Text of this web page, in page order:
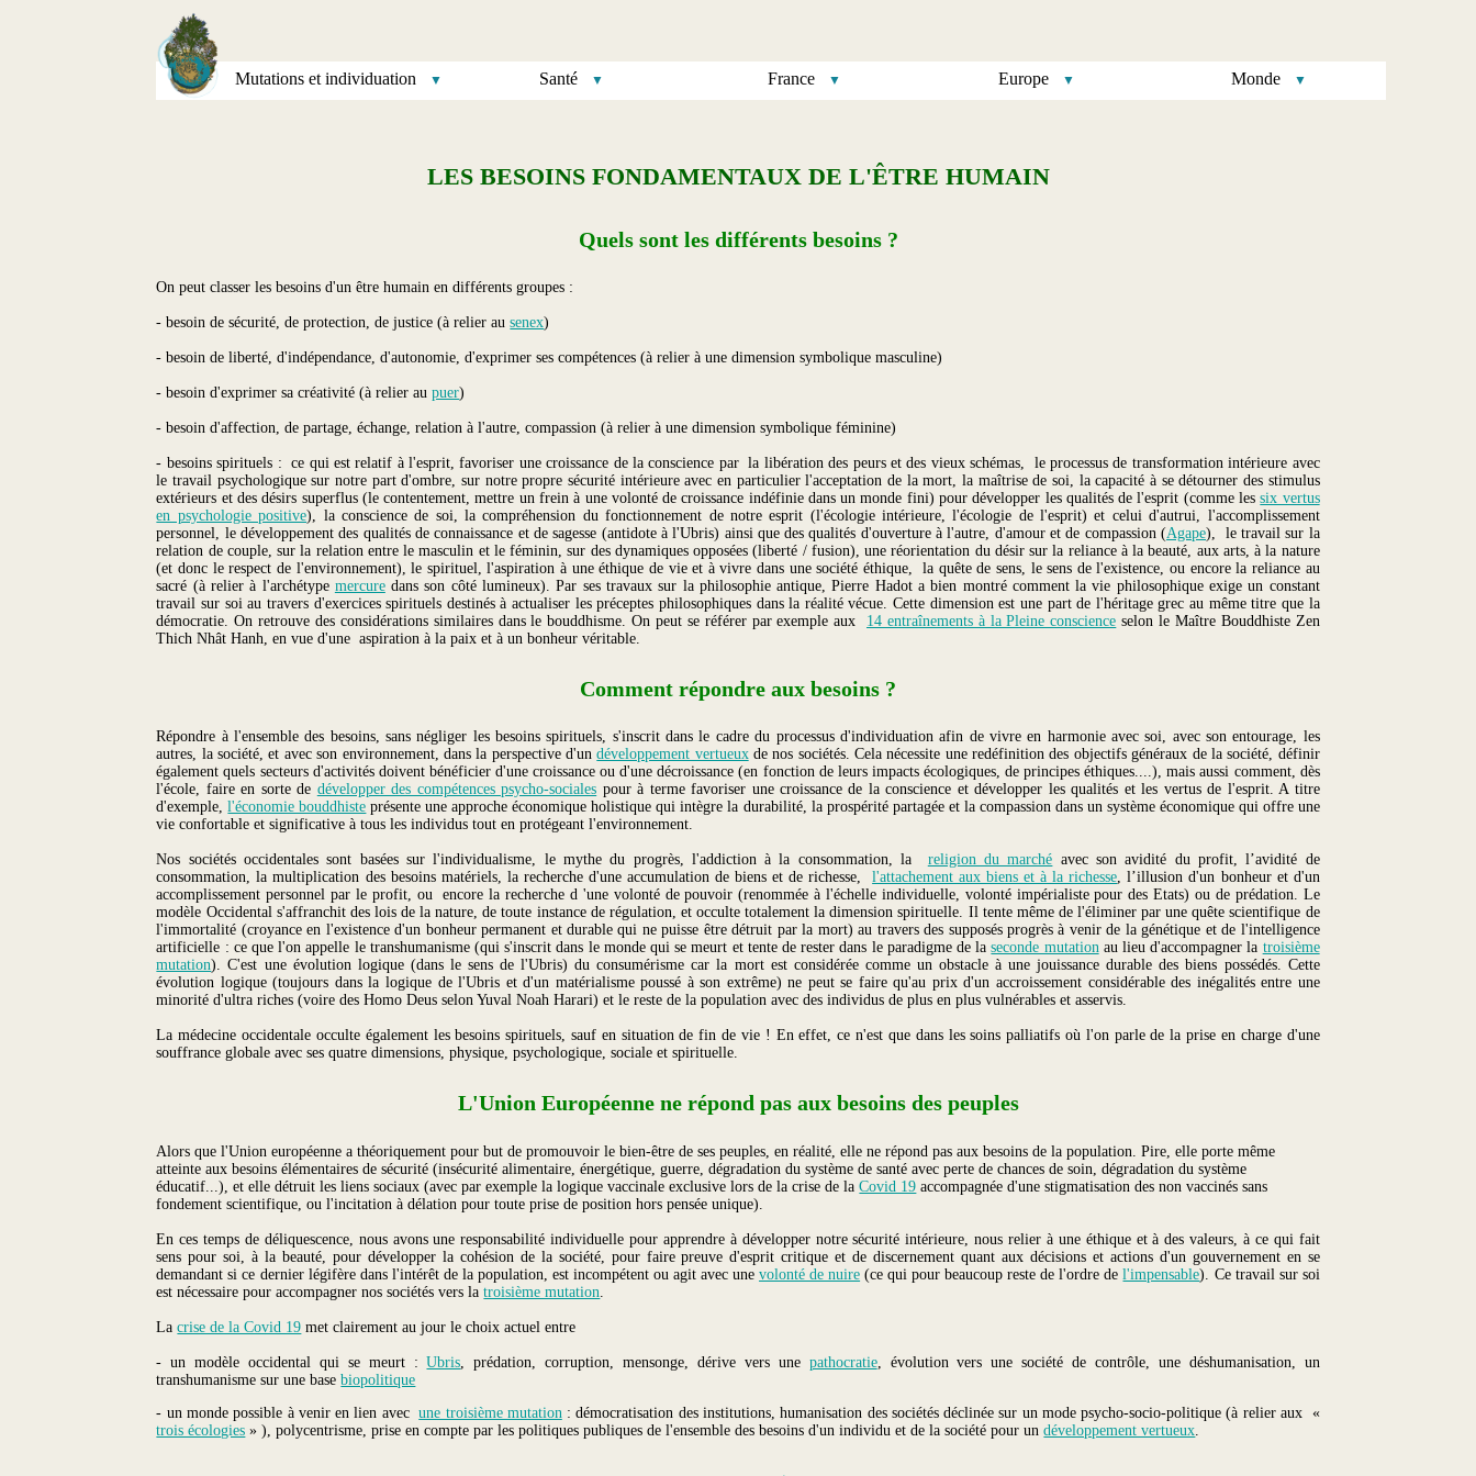
Mutations et individuation Santé France Europe Monde
LES BESOINS FONDAMENTAUX DE L'ÊTRE HUMAIN
Quels sont les différents besoins ?
On peut classer les besoins d'un être humain en différents groupes :
- besoin de sécurité, de protection, de justice (à relier ausenex)
- besoin de liberté, d'indépendance, d'autonomie, d'exprimer ses compétences (à relier à une dimension symbolique masculine)
- besoin d'exprimer sa créativité (à relier aupuer)
- besoin d'affection, de partage, échange, relation à l'autre, compassion (à relier à une dimension symbolique féminine)
- besoins spirituels : ce qui est relatif à l'esprit, favoriser une croissance de la conscience par la libération des peurs et des vieux schémas, le processus de transformation intérieure avec
le travail psychologique sur notre part d'ombre, sur notre propre sécurité intérieure avec en particulier l'acceptation de la mort, la maîtrise de soi, la capacité à se détourner des stimulus
extérieurs et des désirs superflus (le contentement, mettre un frein à une volonté de croissance indéfinie dans un monde fini) pour développer les qualités de l'esprit (comme lessix vertus
en psychologie positive), la conscience de soi, la compréhension du fonctionnement de notre esprit (l'écologie intérieure, l'écologie de l'esprit) et celui d'autrui, l'accomplissement
personnel, le développement des qualités de connaissance et de sagesse (antidote à l'Ubris) ainsi que des qualités d'ouverture à l'autre, d'amour et de compassion (Agape), le travail sur la
relation de couple, sur la relation entre le masculin et le féminin, sur des dynamiques opposées (liberté / fusion), une réorientation du désir sur la reliance à la beauté, aux arts, à la nature
(et donc le respect de l'environnement), le spirituel, l'aspiration à une éthique de vie et à vivre dans une société éthique, la quête de sens, le sens de l'existence, ou encore la reliance au
sacré (à relier à l'archétype mercuredans son côté lumineux). Par ses travaux sur la philosophie antique, Pierre Hadot a bien montré comment la vie philosophique exige un constant
travail sur soi au travers d'exercices spirituels destinés à actualiser les préceptes philosophiques dans la réalité vécue. Cette dimension est une part de l'héritage grec au même titre que la
démocratie. On retrouve des considérations similaires dans le bouddhisme. On peut se référer par exemple aux 14 entraînements à la Pleine conscience selon le Maître Bouddhiste Zen
Thich Nhât Hanh, en vue d'une aspiration à la paix et à un bonheur véritable.
Comment répondre aux besoins ?
Répondre à l'ensemble des besoins, sans négliger les besoins spirituels, s'inscrit dans le cadre du processus d'individuation afin de vivre en harmonie avec soi, avec son entourage, les
autres, la société, et avec son environnement, dans la perspective d'undéveloppement vertueuxde nos sociétés. Cela nécessite une redéfinition des objectifs généraux de la société, définir
également quels secteurs d'activités doivent bénéficier d'une croissance ou d'une décroissance (en fonction de leurs impacts écologiques, de principes éthiques....), mais aussi comment, dès
l'école, faire en sorte de développer des compétences psycho-sociales pour à terme favoriser une croissance de la conscience et développer les qualités et les vertus de l'esprit. A titre
d'exemple,l'économie bouddhiste présente une approche économique holistique qui intègre la durabilité, la prospérité partagée et la compassion dans un système économique qui offre une
vie confortable et significative à tous les individus tout en protégeant l'environnement.
Nos sociétés occidentales sont basées sur l'individualisme, le mythe du progrès, l'addiction à la consommation, la religion du marché avec son avidité du profit, l’avidité de
consommation, la multiplication des besoins matériels, la recherche d'une accumulation de biens et de richesse,l'attachement aux biens et à la richesse, l’illusion d'un bonheur et d'un
accomplissement personnel par le profit, ou encore la recherche d 'une volonté de pouvoir (renommée à l'échelle individuelle, volonté impérialiste pour des Etats) ou de prédation. Le
modèle Occidental s'affranchit des lois de la nature, de toute instance de régulation, et occulte totalement la dimension spirituelle. Il tente même de l'éliminer par une quête scientifique de
l'immortalité (croyance en l'existence d'un bonheur permanent et durable qui ne puisse être détruit par la mort) au travers des supposés progrès à venir de la génétique et de l'intelligence
artificielle : ce que l'on appelle le transhumanisme (qui s'inscrit dans le monde qui se meurt et tente de rester dans le paradigme de laseconde mutationau lieu d'accompagner la troisième
mutation). C'est une évolution logique (dans le sens de l'Ubris) du consumérisme car la mort est considérée comme un obstacle à une jouissance durable des biens possédés. Cette
évolution logique (toujours dans la logique de l'Ubris et d'un matérialisme poussé à son extrême) ne peut se faire qu'au prix d'un accroissement considérable des inégalités entre une
minorité d'ultra riches (voire des Homo Deus selon Yuval Noah Harari) et le reste de la population avec des individus de plus en plus vulnérables et asservis.
La médecine occidentale occulte également les besoins spirituels, sauf en situation de fin de vie ! En effet, ce n'est que dans les soins palliatifs où l'on parle de la prise en charge d'une
souffrance globale avec ses quatre dimensions, physique, psychologique, sociale et spirituelle.
L'Union Européenne ne répond pas aux besoins des peuples
Alors que l'Union européenne a théoriquement pour but de promouvoir le bien-être de ses peuples, en réalité, elle ne répond pas aux besoins de la population. Pire, elle porte même
atteinte aux besoins élémentaires de sécurité (insécurité alimentaire, énergétique, guerre, dégradation du système de santé avec perte de chances de soin, dégradation du système
éducatif...), et elle détruit les liens sociaux (avec par exemple la logique vaccinale exclusive lors de la crise de laCovid 19 accompagnée d'une stigmatisation des non vaccinés sans
fondement scientifique, ou l'incitation à délation pour toute prise de position hors pensée unique).
En ces temps de déliquescence, nous avons une responsabilité individuelle pour apprendre à développer notre sécurité intérieure, nous relier à une éthique et à des valeurs, à ce qui fait
sens pour soi, à la beauté, pour développer la cohésion de la société, pour faire preuve d'esprit critique et de discernement quant aux décisions et actions d'un gouvernement en se
demandant si ce dernier légifère dans l'intérêt de la population, est incompétent ou agit avec unevolonté de nuire (ce qui pour beaucoup reste de l'ordre del'impensable). Ce travail sur soi
est nécessaire pour accompagner nos sociétés vers latroisième mutation
Lacrise de la Covid 19 met clairement au jour le choix actuel entre
- un modèle occidental qui se meurt :Ubris , prédation, corruption, mensonge, dérive vers une pathocratie, évolution vers une société de contrôle, une déshumanisation, un
transhumanisme sur une basebiopolitique
- un monde possible à venir en lien avecune troisième mutation : démocratisation des institutions, humanisation des sociétés déclinée sur un mode psycho-socio-politique (à relier aux «
trois écologies » ), polycentrisme, prise en compte par les politiques publiques de l'ensemble des besoins d'un individu et de la société pour undéveloppement vertueux